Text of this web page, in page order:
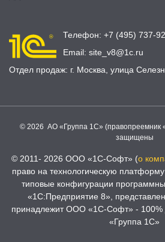
Телефон: +7 (495) 737-
Email: site_v8@1c.ru
Отдел продаж: г. Москва, улица
© 2026 АО «Группа 1С» (правопреемник
защищены
© 2011- 2026 ООО «1С-Софт» (о
право на технологическую
типовые конфигурации
«1С:Предприятие 8»,
принадлежит ООО «1С-Софт» - 100%
«Группа 1С»